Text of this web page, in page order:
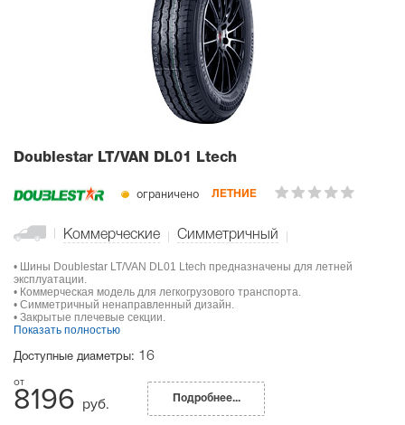
Doublestar LT/VAN DL01 Ltech
ограничено ЛЕТНИЕ
Коммерческие Симметричный
• Шины Doublestar LT/VAN DL01 Ltech предназначены для летней
эксплуатации.
• Коммерческая модель для легкогрузового транспорта.
• Симметричный ненаправленный дизайн.
• Закрытые плечевые секции.
Показать полностью
Доступные диаметры: 16
8196 руб. Подробнее...